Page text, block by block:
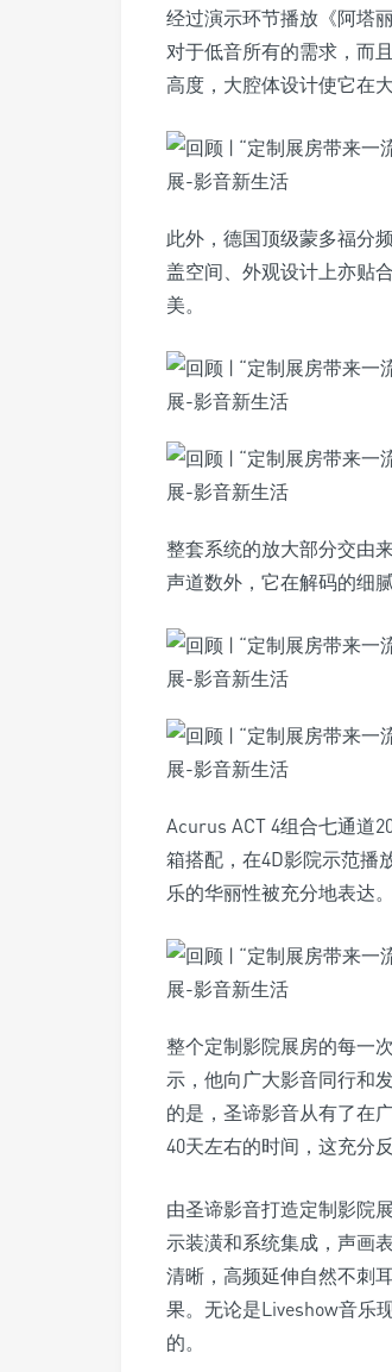
经过演示环节播放《阿塔
对于低音所有的需求，而
高度，大腔体设计使它在
此外，德国顶级蒙多福分
盖空间、外观设计上亦贴
美。
整套系统的放大部分交由
声道数外，它在解码的细
Acurus ACT 4组合七通道
箱搭配，在4D影院示范播
乐的华丽性被充分地表达。
整个定制影院展房的每一
示，他向广大影音同行和
的是，圣谛影音从有了在
40天左右的时间，这充分
由圣谛影音打造定制影院
示装潢和系统集成，声画
清晰，高频延伸自然不刺
果。无论是Liveshow音乐
的。